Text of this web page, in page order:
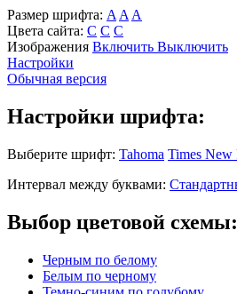
Размер шрифта: A A A
Цвета сайта: С С С
Изображения Включить Выключить
Настройки
Обычная версия
Настройки шрифта:
Выберите шрифт: Tahoma Times New
Интервал между буквами:
Выбор цветовой схемы:
Черным по белому
Белым по черному